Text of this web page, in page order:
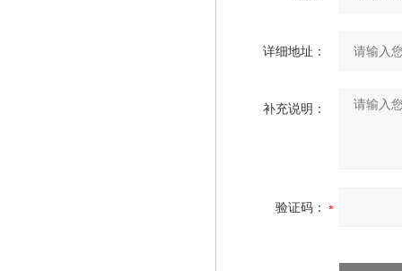
详细地址：
补充说明：
验证码：